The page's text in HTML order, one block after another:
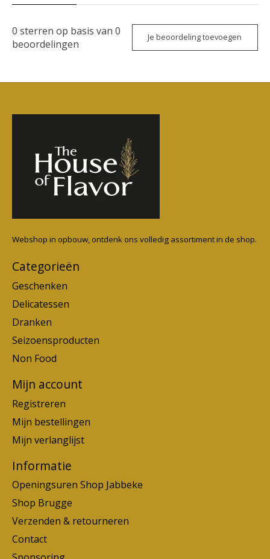
0 sterren op basis van 0
beoordelingen
Je beoordeling toevoegen
Webshop in opbouw, ontdenk ons volledig assortiment in de shop.
Categorieën
Geschenken
Delicatessen
Dranken
Seizoensproducten
Non Food
Mijn account
Registreren
Mijn bestellingen
Mijn verlanglijst
Informatie
Openingsuren Shop Jabbeke
Shop Brugge
Verzenden & retourneren
Contact